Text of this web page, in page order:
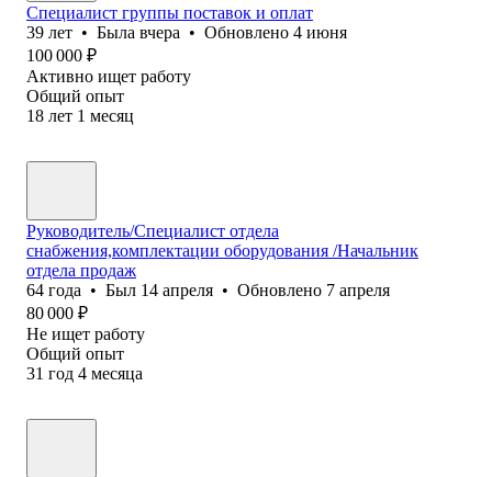
Специалист группы поставок и оплат
39 лет • Была вчера • Обновлено 4 июня
100 000 ₽
Активно ищет работу
Общий опыт
18 лет 1 месяц
Руководитель/Специалист отдела
снабжения,комплектации оборудования /Начальник
отдела продаж
64 года • Был 14 апреля • Обновлено 7 апреля
80 000 ₽
Не ищет работу
Общий опыт
31 год 4 месяца